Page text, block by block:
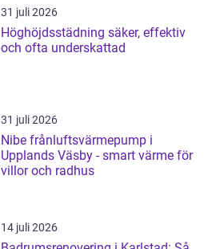
31 juli 2026
Höghöjdsstädning säker, effektiv
och ofta underskattad
31 juli 2026
Nibe frånluftsvärmepump i
Upplands Väsby - smart värme för
villor och radhus
14 juli 2026